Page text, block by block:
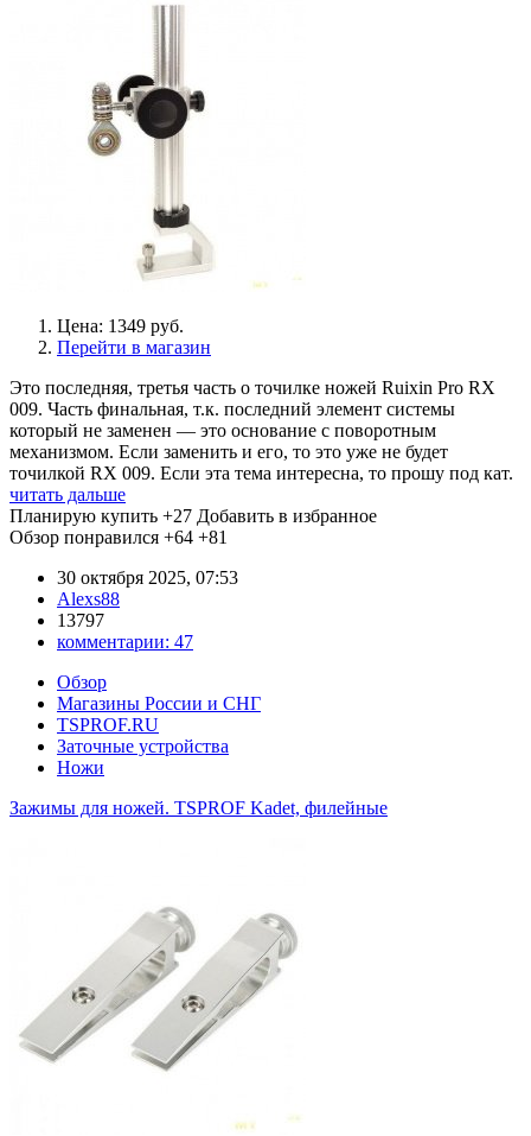
Цена: 1349 руб.
Перейти в магазин
Это последняя, третья часть о точилке ножей Ruixin Pro RX
009. Часть финальная, т.к. последний элемент системы
который не заменен — это основание с поворотным
механизмом. Если заменить и его, то это уже не будет
точилкой RX 009. Если эта тема интересна, то прошу под кат.
читать дальше
Планирую купить +27 Добавить в избранное
Обзор понравился +64 +81
30 октября 2025, 07:53
Alexs88
13797
комментарии: 47
Обзор
Магазины России и СНГ
TSPROF.RU
Заточные устройства
Ножи
Зажимы для ножей. TSPROF Kadet, филейные